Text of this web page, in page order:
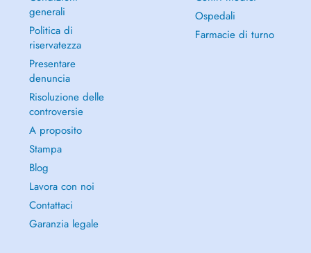
generali
Politica di
riservatezza
Presentare
denuncia
Risoluzione delle
controversie
A proposito
Stampa
Blog
Lavora con noi
Contattaci
Garanzia legale
Ospedali
Farmacie di turno